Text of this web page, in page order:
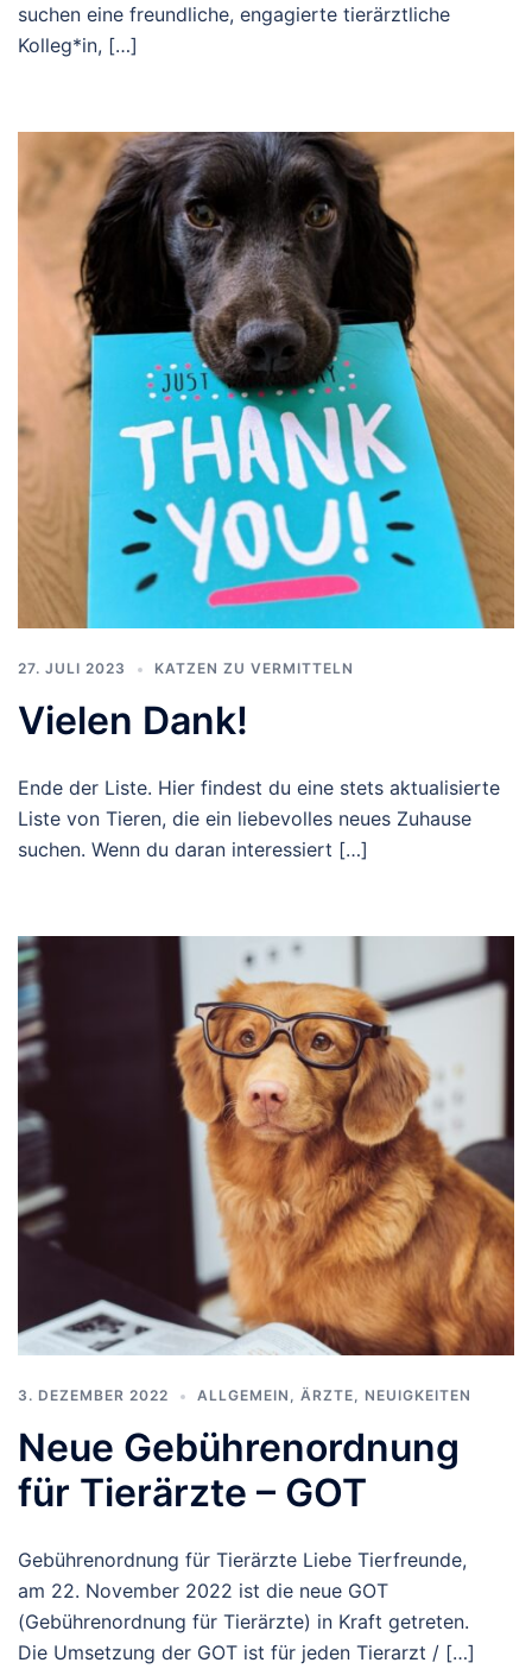
suchen eine freundliche, engagierte tierärztliche
Kolleg*in, […]
27. JULI 2023 KATZEN ZU VERMITTELN
Vielen Dank!
Ende der Liste. Hier findest du eine stets aktualisierte
Liste von Tieren, die ein liebevolles neues Zuhause
suchen. Wenn du daran interessiert […]
3. DEZEMBER 2022 ALLGEMEIN , ÄRZTE, NEUIGKEITEN
Neue Gebührenordnung
für Tierärzte – GOT
Gebührenordnung für Tierärzte Liebe Tierfreunde,
am 22. November 2022 ist die neue GOT
(Gebührenordnung für Tierärzte) in Kraft getreten.
Die Umsetzung der GOT ist für jeden Tierarzt / […]